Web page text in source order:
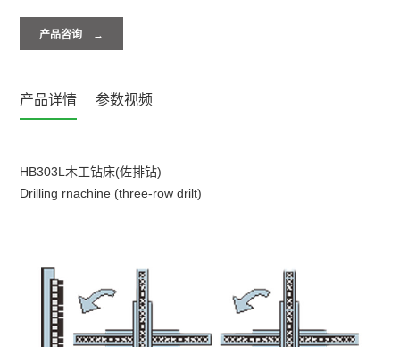
产品咨询 →
产品详情 参数视频
HB303L木工钻床(佐排钻)
Drilling rnachine (three-row drilt)